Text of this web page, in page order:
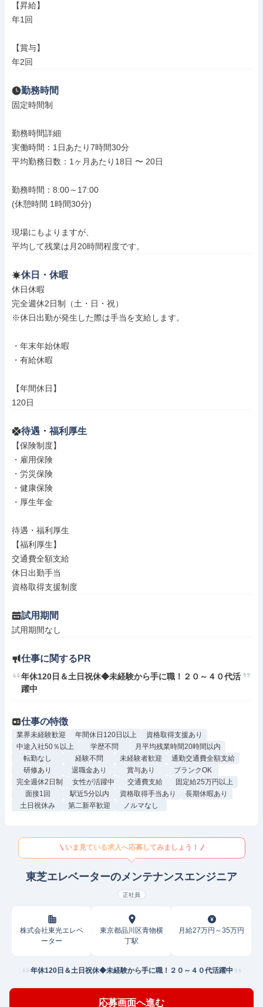
【昇給】
年1回
【賞与】
年2回
勤務時間
固定時間制
勤務時間詳細
実働時間：1日あたり7時間30分
平均勤務日数：1ヶ月あたり18日 〜 20日
勤務時間：8:00～17:00
(休憩時間 1時間30分)
現場にもよりますが、
平均して残業は月20時間程度です。
休日・休暇
休日休暇
完全週休2日制（土・日・祝）
※休日出勤が発生した際は手当を支給します。
・年末年始休暇
・有給休暇
【年間休日】
120日
待遇・福利厚生
【保険制度】
・雇用保険
・労災保険
・健康保険
・厚生年金
待遇・福利厚生
【福利厚生】
交通費全額支給
休日出勤手当
資格取得支援制度
試用期間
試用期間なし
仕事に関するPR
年休120日＆土日祝休◆未経験から手に職！２０～４０代活
躍中
仕事の特徴
業界未経験歓迎 年間休日120日以上
資格取得支援あり
中途入社50％以上
学歴不問
月平均残業時間20時間以内
転勤なし
経験不問 未経験者歓迎
通勤交通費全額支給
研修あり
退職金あり 賞与あり
ブランクOK
完全週休2日制
女性が活躍中 交通費支給
固定給25万円以上
面接1回
駅近5分以内 資格取得手当あり
長期休暇あり
土日祝休み
第二新卒歓迎 ノルマなし
いま見ている求人へ応募してみましょう！
東芝エレベーターのメンテナンスエンジニア
正社員
株式会社東光エレベ
ーター
東京都品川区青物横
丁駅
月給27万円～35万円
年休120日＆土日祝休◆未経験から手に職！２０～４０代活躍中
応募画面へ進む